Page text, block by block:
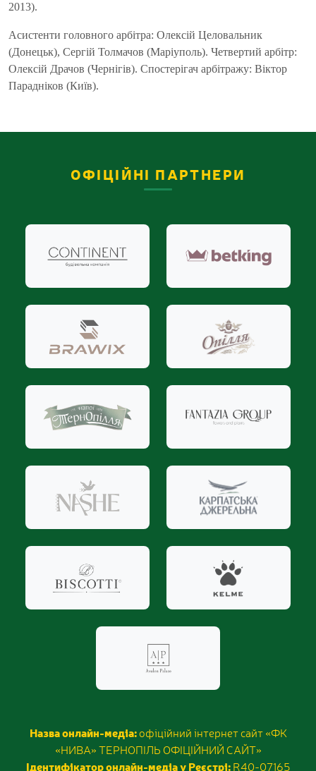
2013).
Асистенти головного арбітра: Олексій Целовальник
(Донецьк), Сергій Толмачов (Маріуполь). Четвертий арбітр:
Олексій Драчов (Чернігів). Спостерігач арбітражу: Віктор
Парадніков (Київ).
ОФІЦІЙНІ ПАРТНЕРИ
Назва онлайн-медіа:офіційний інтернет сайт «ФК
«НИВА» ТЕРНОПІЛЬ ОФІЦІЙНИЙ САЙТ»
Ідентифікатор онлайн-медіа у Реєстрі:R40-07165